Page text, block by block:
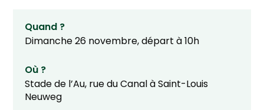
Quand ?
Dimanche 26 novembre, départ à 10h
Où ?
Stade de l’Au, rue du Canal à Saint-Louis
Neuweg